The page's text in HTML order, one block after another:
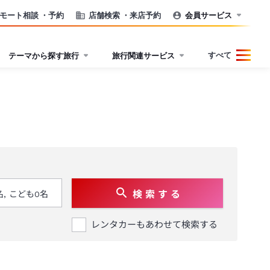
ート相談 ・予約 店舗検索 ・来店予約 会員サービス
テーマから探す旅行 旅行関連サービス すべて
検 索 す る
レンタカーもあわせて検索する